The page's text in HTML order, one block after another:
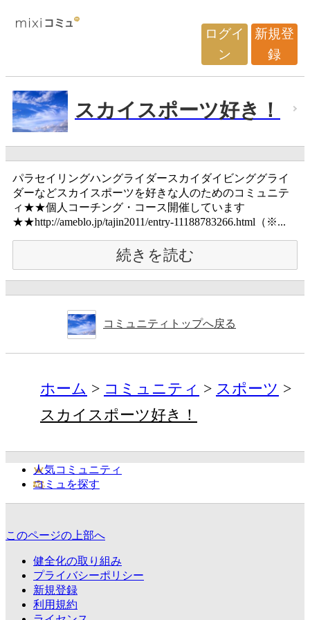
ログイ
ン
新規登
録
スカイスポーツ好き！
パラセイリングハングライダースカイダイビンググライ
ダーなどスカイスポーツを好きな人のためのコミュニテ
ィ★★個人コーチング・コース開催しています
★★http://ameblo.jp/tajin2011/entry-11188783266.html（※...
続きを読む
コミュニティトップへ戻る
ホーム コミュニティ
スポーツ
スカイスポーツ好き！
人気コミュニティ
コミュを探す
このページの上部へ
健全化の取り組み
プライバシーポリシー
新規登録
利用規約